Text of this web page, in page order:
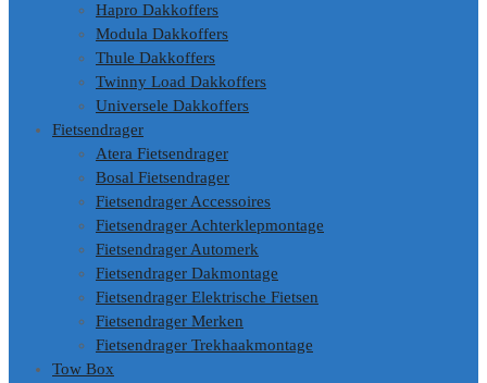
Hapro Dakkoffers
Modula Dakkoffers
Thule Dakkoffers
Twinny Load Dakkoffers
Universele Dakkoffers
Fietsendrager
Atera Fietsendrager
Bosal Fietsendrager
Fietsendrager Accessoires
Fietsendrager Achterklepmontage
Fietsendrager Automerk
Fietsendrager Dakmontage
Fietsendrager Elektrische Fietsen
Fietsendrager Merken
Fietsendrager Trekhaakmontage
Tow Box